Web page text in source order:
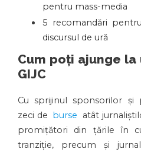
pentru mass-media
5 recomandări
discursul de ură
Cum poți ajunge
GIJC
Cu sprijinul sponsorilor și
zeci de burse
atât
promițători din țările în
tranziție, precum și